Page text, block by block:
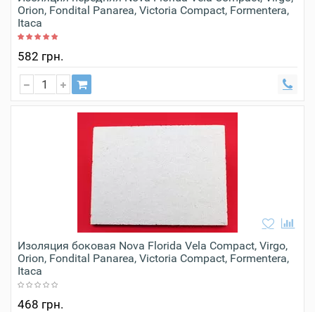
Orion, Fondital Panarea, Victoria Compact, Formentera,
Itaca
582 грн.
Изоляция боковая Nova Florida Vela Compact, Virgo,
Orion, Fondital Panarea, Victoria Compact, Formentera,
Itaca
468 грн.